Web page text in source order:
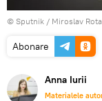
© Sputnik / Miroslav
Abonare
Anna Iurii
Materialele